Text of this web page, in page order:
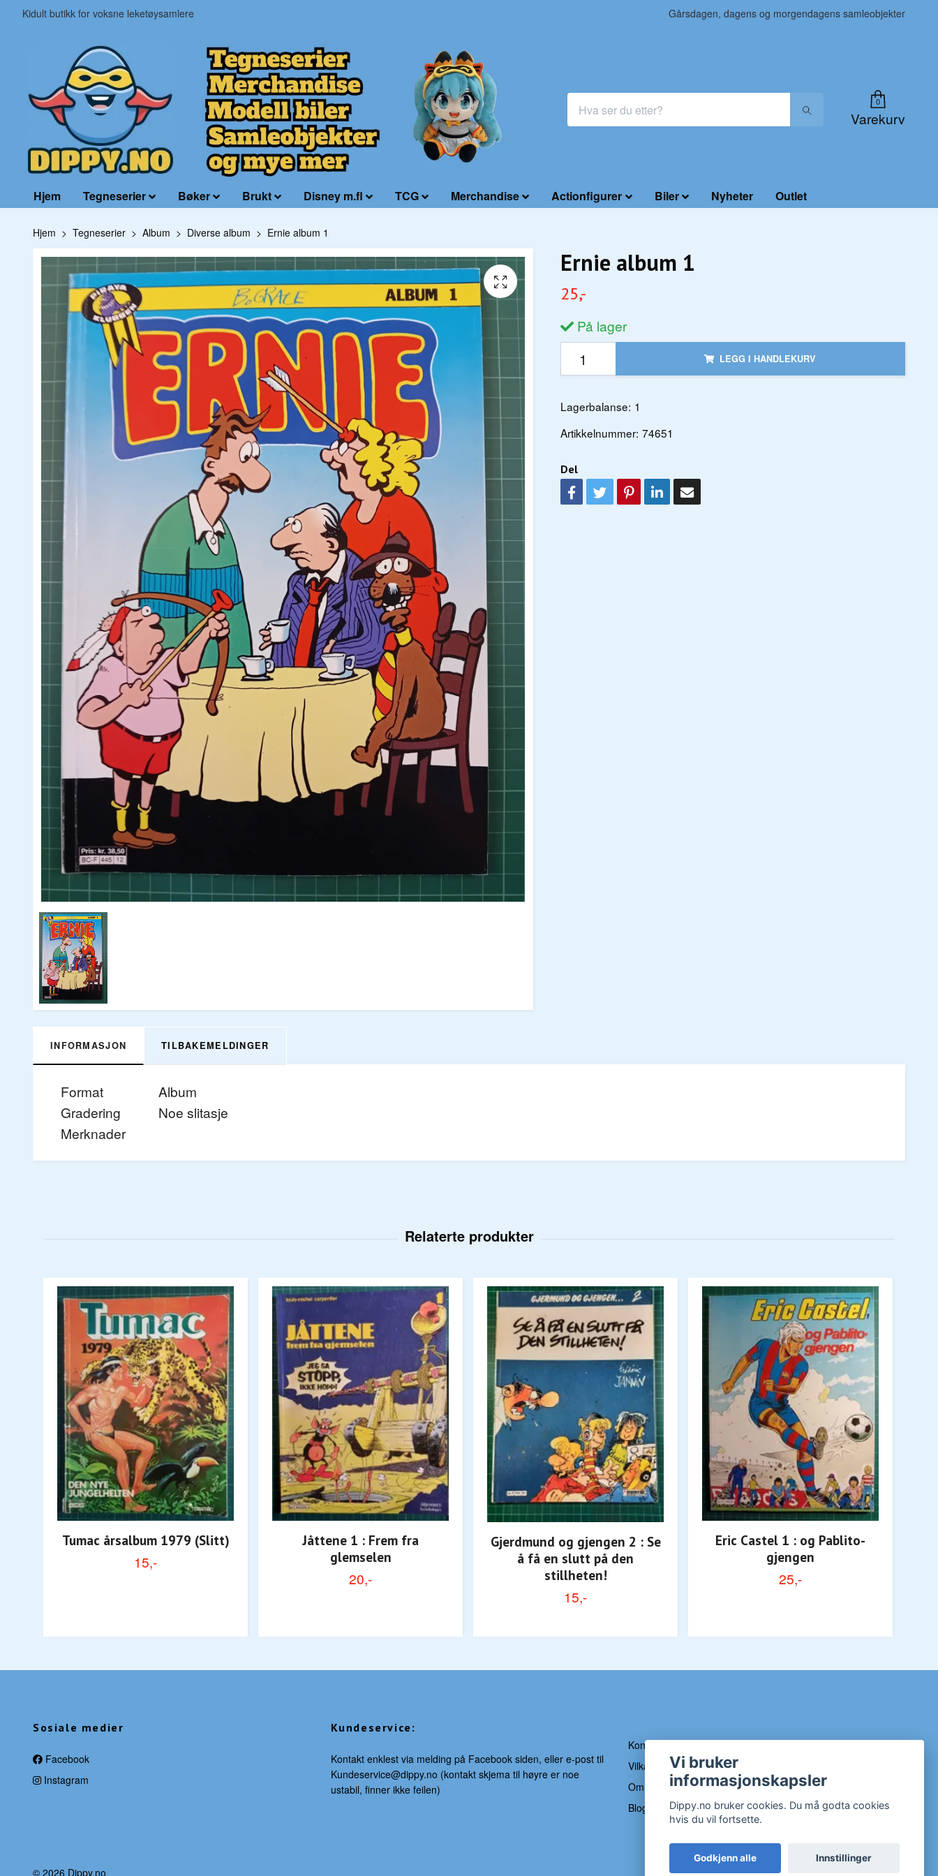
Kidult butikk for voksne leketøysamlere Gårsdagen, dagens og morgendagens samleobjekter
0
Varekurv
Hjem Tegneserier Bøker Brukt Disney m.fl TCG Merchandise Actionfigurer Biler Nyheter Outlet
Hjem Tegneserier Album Diverse album Ernie album 1
Ernie album 1
25,-
På lager
LEGG I HANDLEKURV
Lagerbalanse: 1
Artikkelnummer: 74651
Del
INFORMASJON TILBAKEMELDINGER
Format
Album
Gradering
Noe slitasje
Merknader
Tumac årsalbum 1979 (Slitt)
15,-
Jåttene 1 : Frem fra
glemselen
20,-
Gjerdmund og gjengen 2 : Se
å få en slutt på den
stillheten!
15,-
Eric Castel 1 : og Pablito-
gjengen
25,-
Sosiale medier
Facebook
Instagram
Kundeservice:
Kontakt enklest via melding på Facebook siden, eller e-post til
Kundeservice@dippy.no (kontakt skjema til høyre er noe
ustabil, finner ikke feilen)
Kontakt
Vilkår og betingelser
Om Dippy
Blogg
© 2026 Dippy.no
Vi bruker
informasjonskapsler
Dippy.no bruker cookies. Du må godta cookies
hvis du vil fortsette.
Godkjenn alle Innstillinger